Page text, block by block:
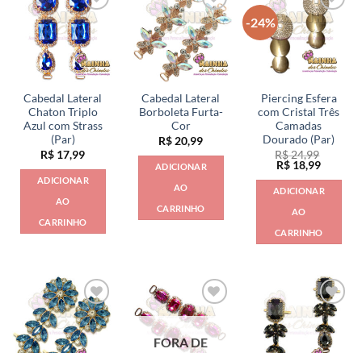
Cabedal Lateral
Chaton Triplo
Azul com Strass
(Par)
R$ 17,99
ADICIONAR
AO
CARRINHO
Cabedal Lateral
Borboleta Furta-
Cor
R$ 20,99
ADICIONAR
AO
CARRINHO
-24%
Piercing Esfera
com Cristal Três
Camadas
Dourado (Par)
R$24,99
O
original
era:
R$ 24,99.
R$ 18,99O
atual
é:
ADICIONAR
AO
CARRINHO
FORA DE